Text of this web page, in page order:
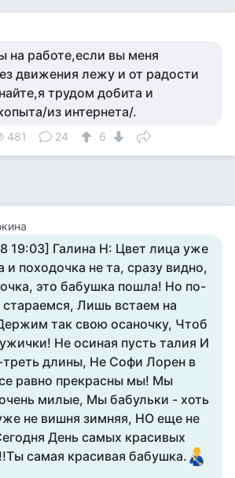
на работе,если вы меня
движения лежу и от радости
трудом добита и
из интернета/.
481 24 6
19:03] Галина Н: Цвет лица уже
и походочка не та, сразу видно,
это бабушка пошла! Но по-
Лишь встаем на
так свою осаночку, Чтоб
Не осиная пусть талия И
треть длины, Не Софи Лорен в
равно прекрасны мы! Мы
милые, Мы бабульки - хоть
не вишня зимняя, НО еще не
День самых красивых
самая красивая бабушка.